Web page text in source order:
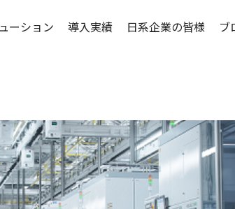
ーション 導入実績 日系企業の皆様 ブ